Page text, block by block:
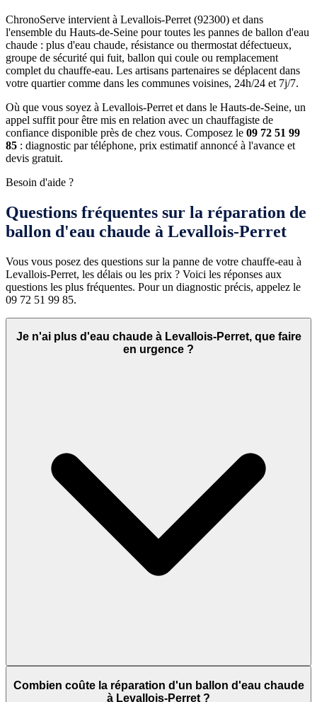
ChronoServe intervient à Levallois-Perret (92300) et dans
l'ensemble du Hauts-de-Seine pour toutes les pannes de ballon d'eau
chaude : plus d'eau chaude, résistance ou thermostat défectueux,
groupe de sécurité qui fuit, ballon qui coule ou remplacement
complet du chauffe-eau. Les artisans partenaires se déplacent dans
votre quartier comme dans les communes voisines, 24h/24 et 7j/7.
Où que vous soyez à Levallois-Perret et dans le Hauts-de-Seine, un
appel suffit pour être mis en relation avec un chauffagiste de
confiance disponible près de chez vous. Composez le 09 72 51 99
85 : diagnostic par téléphone, prix estimatif annoncé à l'avance et
devis gratuit.
Besoin d'aide ?
Questions fréquentes sur la réparation de
ballon d'eau chaude à Levallois-Perret
Vous vous posez des questions sur la panne de votre chauffe-eau à
Levallois-Perret, les délais ou les prix ? Voici les réponses aux
questions les plus fréquentes. Pour un diagnostic précis, appelez le
09 72 51 99 85.
Je n'ai plus d'eau chaude à Levallois-Perret, que faire
en urgence ?
Combien coûte la réparation d'un ballon d'eau chaude
à Levallois-Perret ?